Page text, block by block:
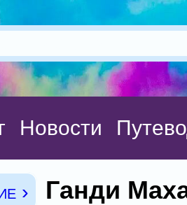
Новости
›
Ганди